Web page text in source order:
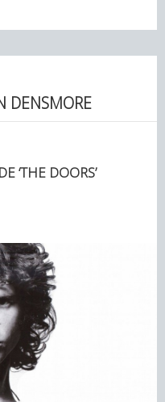
DENSMORE
‘THE DOORS’